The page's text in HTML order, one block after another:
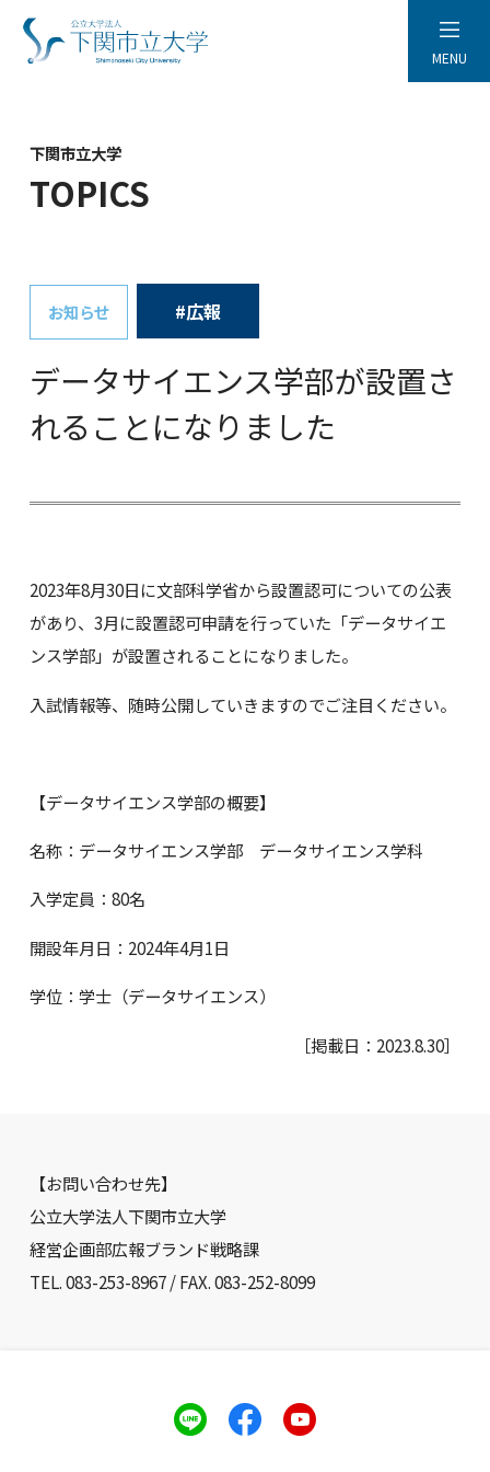
MENU
下関市立大学
TOPICS
お知らせ #広報
データサイエンス学部が設置さ
れることになりました
2023年8月30日に文部科学省から設置認可についての公表
があり、3月に設置認可申請を行っていた「データサイエ
ンス学部」が設置されることになりました。
入試情報等、随時公開していきますのでご注目ください。
【データサイエンス学部の概要】
名称：データサイエンス学部 データサイエンス学科
入学定員：80名
開設年月日：2024年4月1日
学位：学士（データサイエンス）
［掲載日：2023.8.30］
【お問い合わせ先】
公立大学法人下関市立大学
経営企画部広報ブランド戦略課
TEL. 083-253-8967 / FAX. 083-252-8099